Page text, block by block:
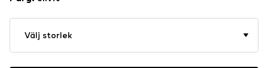
Välj storlek